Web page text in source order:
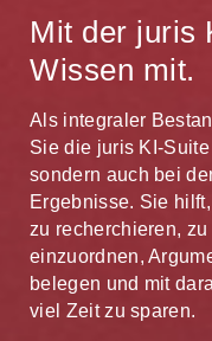
Mit der juris
Wissen mit.
Als integraler
Sie die juris KI-
sondern auch bei
Ergebnisse. Sie
zu recherchieren,
einzuordnen,
belegen und mit
viel Zeit zu sparen.